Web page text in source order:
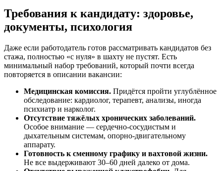
Требования к кандидату: здоровье,
документы, психология
Даже если работодатель готов рассматривать кандидатов без
стажа, полностью «с нуля» в шахту не пустят. Есть
минимальный набор требований, который почти всегда
повторяется в описании вакансии:
Медицинская комиссия. Придётся пройти углублённое
обследование: кардиолог, терапевт, анализы, иногда
психиатр и нарколог.
Отсутствие тяжёлых хронических заболеваний.
Особое внимание — сердечно-сосудистым и
дыхательным системам, опорно-двигательному
аппарату.
Готовность к сменному графику и вахтовой жизни.
Не все выдерживают 30–60 дней далеко от дома.